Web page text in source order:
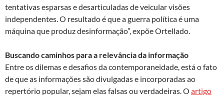
tentativas esparsas e desarticuladas de veicular visões
independentes. O resultado é que a guerra política é uma
máquina que produz desinformação”, expõe Ortellado.
Buscando caminhos para a relevância da informação
Entre os dilemas e desafios da contemporaneidade, está o fato
de que as informações são divulgadas e incorporadas ao
repertório popular, sejam elas falsas ou verdadeiras. O artigo